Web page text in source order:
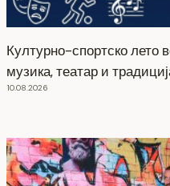
Културно-спортско лето
музика, театар и
10.08.2026